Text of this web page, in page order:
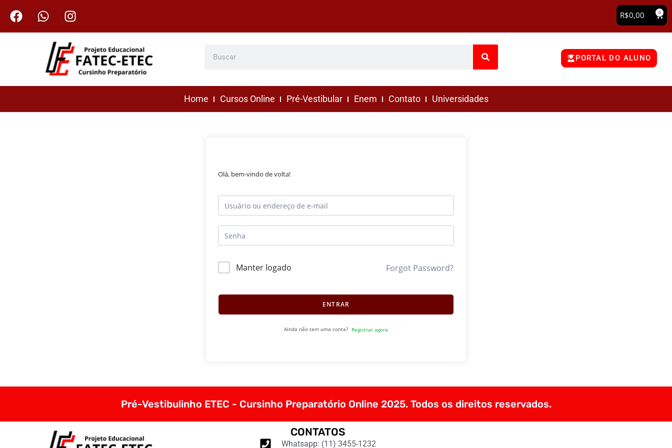
R$0,00 0
PORTAL DO ALUNO
Home Cursos Online Pré-Vestibular Enem Contato Universidades
Olá, bem-vindo de volta!
Manter logado Forgot Password?
ENTRAR
Ainda não tem uma conta? Registrar agora
Pré-Vestibulinho ETEC - Cursinho Preparatório Online 2025. Todos os direitos reservados.
CONTATOS
Whatsapp: (11) 3455-1232